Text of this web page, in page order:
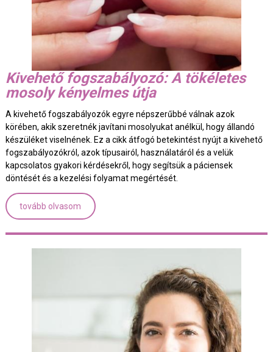
Kivehető fogszabályozó: A tökéletes
mosoly kényelmes útja
A kivehető fogszabályozók egyre népszerűbbé válnak azok
körében, akik szeretnék javítani mosolyukat anélkül, hogy állandó
készüléket viselnének. Ez a cikk átfogó betekintést nyújt a kivehető
fogszabályozókról, azok típusairól, használatáról és a velük
kapcsolatos gyakori kérdésekről, hogy segítsük a páciensek
döntését és a kezelési folyamat megértését.
tovább olvasom